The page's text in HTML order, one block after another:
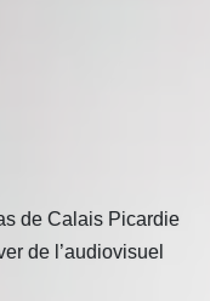
de Calais Picardie
de l’audiovisuel